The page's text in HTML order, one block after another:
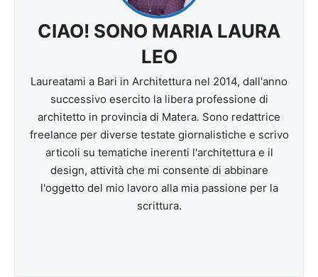
CIAO! SONO MARIA LAURA
LEO
Laureatami a Bari in Architettura nel 2014, dall'anno
successivo esercito la libera professione di
architetto in provincia di Matera. Sono redattrice
freelance per diverse testate giornalistiche e scrivo
articoli su tematiche inerenti l'architettura e il
design, attività che mi consente di abbinare
l'oggetto del mio lavoro alla mia passione per la
scrittura.